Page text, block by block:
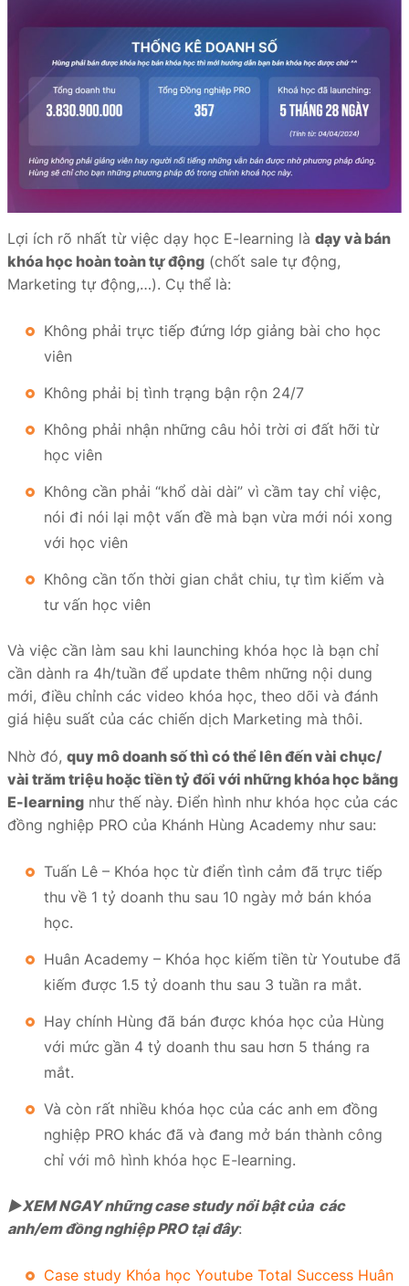
Lợi ích rõ nhất từ việc dạy học E-learning là dạy và bán
khóa học hoàn toàn tự động (chốt sale tự động,
Marketing tự động,…). Cụ thể là:
Không phải trực tiếp đứng lớp giảng bài cho học
viên
Không phải bị tình trạng bận rộn 24/7
Không phải nhận những câu hỏi trời ơi đất hỡi từ
học viên
Không cần phải “khổ dài dài” vì cầm tay chỉ việc,
nói đi nói lại một vấn đề mà bạn vừa mới nói xong
với học viên
Không cần tốn thời gian chắt chiu, tự tìm kiếm và
tư vấn học viên
Và việc cần làm sau khi launching khóa học là bạn chỉ
cần dành ra 4h/tuần để update thêm những nội dung
mới, điều chỉnh các video khóa học, theo dõi và đánh
giá hiệu suất của các chiến dịch Marketing mà thôi.
Nhờ đó, quy mô doanh số thì có thể lên đến vài chục/
vài trăm triệu hoặc tiền tỷ đối với những khóa học bằng
E-learning như thế này. Điển hình như khóa học của các
đồng nghiệp PRO của Khánh Hùng Academy như sau:
Tuấn Lê – Khóa học từ điển tình cảm đã trực tiếp
thu về 1 tỷ doanh thu sau 10 ngày mở bán khóa
học.
Huân Academy – Khóa học kiếm tiền từ Youtube đã
kiếm được 1.5 tỷ doanh thu sau 3 tuần ra mắt.
Hay chính Hùng đã bán được khóa học của Hùng
với mức gần 4 tỷ doanh thu sau hơn 5 tháng ra
mắt.
Và còn rất nhiều khóa học của các anh em đồng
nghiệp PRO khác đã và đang mở bán thành công
chỉ với mô hình khóa học E-learning.
►XEM NGAY những case study nổi bật của các
anh/em đồng nghiệp PRO tại đây:
Case study Khóa học Youtube Total Success Huân